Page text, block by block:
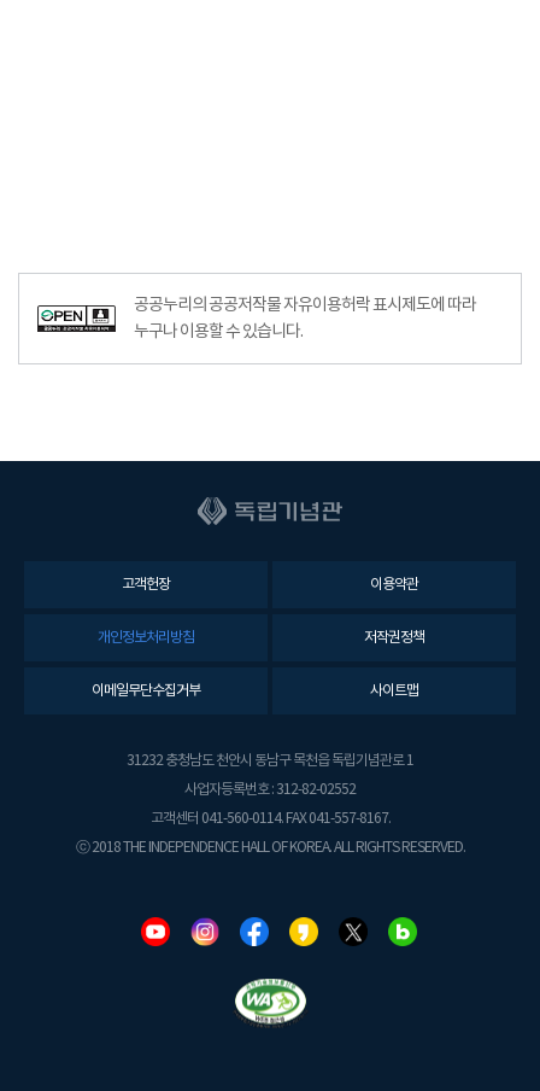
공공누리의 공공저작물 자유이용허락 표시제도에 따라
누구나 이용할 수 있습니다.
고객헌장 이용약관
개인정보처리방침 저작권정책
이메일무단수집거부 사이트맵
31232 충청남도 천안시 동남구 목천읍 독립기념관로 1
사업자등록번호 : 312-82-02552
고객센터 041-560-0114. FAX 041-557-8167.
ⓒ 2018 THE INDEPENDENCE HALL OF KOREA. ALL RIGHTS RESERVED.